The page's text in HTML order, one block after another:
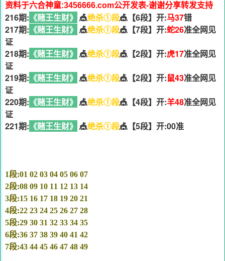
资料于六合神童:3456666.com公开发表-谢谢分享转发支持
216期: 《赌王生财》 🎪绝杀①段🎪【6段】开:马37错
217期: 《赌王生财》 🎪绝杀①段🎪【7段】开:蛇26准全网见
证
218期: 《赌王生财》 🎪绝杀①段🎪【2段】开:虎17准全网见
证
219期: 《赌王生财》 🎪绝杀①段🎪【2段】开:鼠43准全网见
证
220期: 《赌王生财》 🎪绝杀①段🎪【4段】开:羊48准全网见
证
221期: 《赌王生财》 🎪绝杀①段🎪【5段】开:00准
1段:01 02 03 04 05 06 07
2段:08 09 10 11 12 13 14
3段:15 16 17 18 19 20 21
4段:22 23 24 25 26 27 28
5段:29 30 31 32 33 34 35
6段:36 37 38 39 40 41 42
7段:43 44 45 46 47 48 49